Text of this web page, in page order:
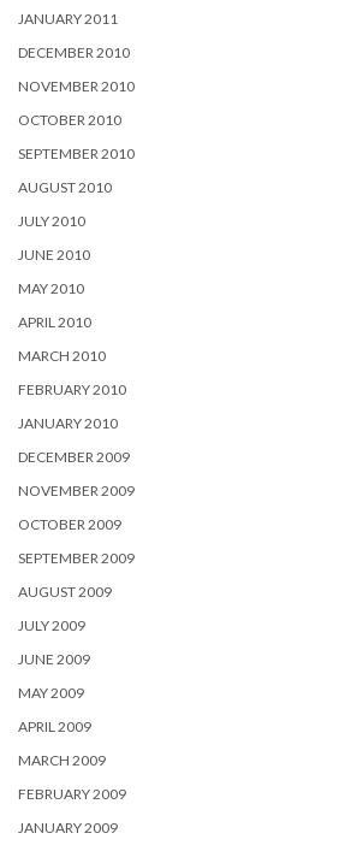
JANUARY 2011
DECEMBER 2010
NOVEMBER 2010
OCTOBER 2010
SEPTEMBER 2010
AUGUST 2010
JULY 2010
JUNE 2010
MAY 2010
APRIL 2010
MARCH 2010
FEBRUARY 2010
JANUARY 2010
DECEMBER 2009
NOVEMBER 2009
OCTOBER 2009
SEPTEMBER 2009
AUGUST 2009
JULY 2009
JUNE 2009
MAY 2009
APRIL 2009
MARCH 2009
FEBRUARY 2009
JANUARY 2009